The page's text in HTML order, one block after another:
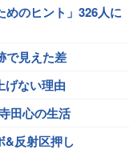
めのヒント」326人に
で見えた差
げない理由
田心の生活
&反射区押し